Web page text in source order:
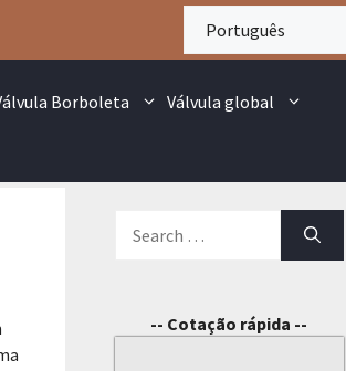
Borboleta Válvula global
-- Cotação rápida --